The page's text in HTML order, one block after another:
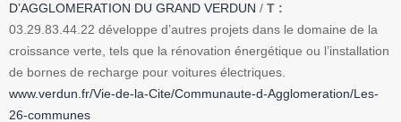
D’AGGLOMERATION DU GRAND VERDUN / T :
03.29.83.44.22 développe d’autres projets dans le domaine de la
croissance verte, tels que la rénovation énergétique ou l’installation
de bornes de recharge pour voitures électriques.
www.verdun.fr/Vie-de-la-Cite/Communaute-d-Agglomeration/Les-
26-communes